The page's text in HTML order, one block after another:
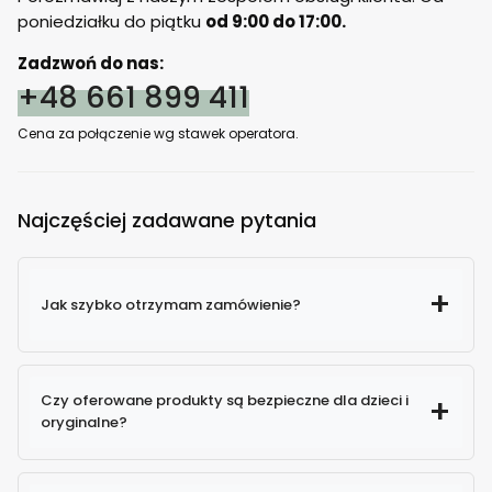
poniedziałku do piątku od 9:00 do 17:00.
Zadzwoń do nas:
+48 661 899 411
Cena za połączenie wg stawek operatora.
Najczęściej zadawane pytania
Jak szybko otrzymam zamówienie?
Czy oferowane produkty są bezpieczne dla dzieci i
oryginalne?